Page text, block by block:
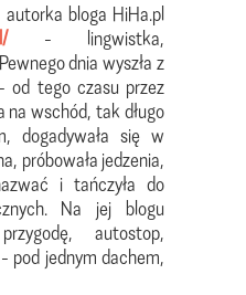
autorka bloga HiHa.pl
- lingwistka,
dnia wyszła z
od tego czasu przez
na wschód, tak długo
dogadywała się w
próbowała jedzenia,
i tańczyła do
Na jej blogu
autostop,
pod jednym dachem,